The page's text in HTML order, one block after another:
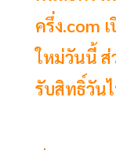
ครึ่ง.com
ใหม่วันนี้ ส่
รับสิทธิ์วัน